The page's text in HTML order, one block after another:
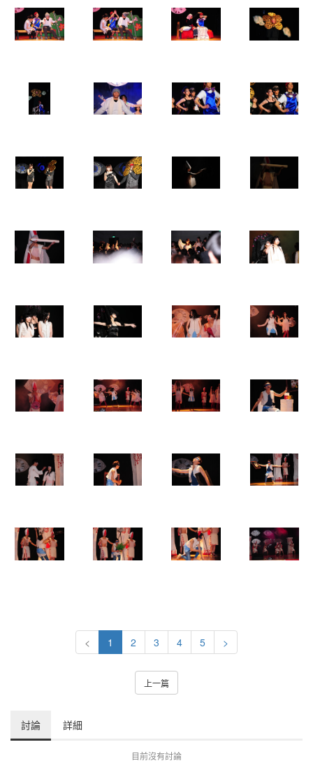
< 1 2 3 4 5 >
上一篇
討論 詳細
目前沒有討論